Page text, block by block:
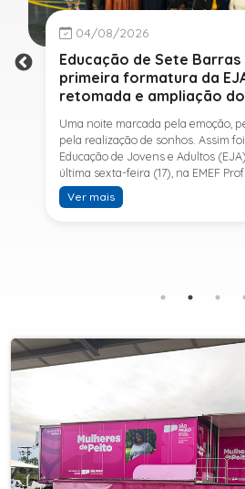
04/08/2026
Educação de Sete
primeira formatura da
retomada e ampliação
Uma noite marcada pela emoção,
pela realização de sonhos. Assim
Educação de Jovens e Adultos
última sexta-feira (17), na EMEF
cerimônia celebrou a conclusão dos
alunos e entrou para a história ao
SESI, ampliando o acesso à
retomar os estudos.A última turma
Jovens e Adultos formada pelo
oferecida em Sete Barras e, a partir
passou por uma importante
com o SESI, a Prefeitura passou a
o Ensino Fundamental II (6º ao 9º
Médio, ampliando
para que jovens e adultos
Ver mais